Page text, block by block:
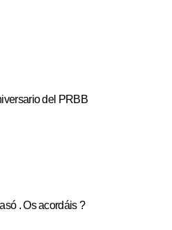
del PRBB
Esto pasó . Os acordáis ?